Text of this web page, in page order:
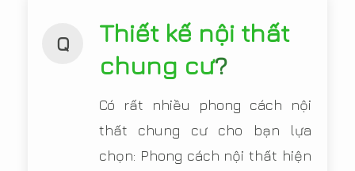
Q
Thiết kế nội thất
chung cư?
Có rất nhiều phong cách nội
thất chung cư cho bạn lựa
chọn: Phong cách nội thất hiện